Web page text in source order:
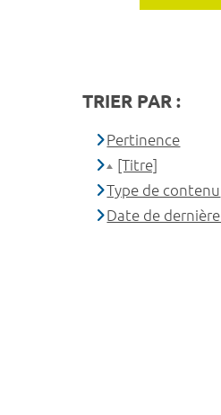
TRIER PAR :
Pertinence
[Titre]
Type de contenu
Date de